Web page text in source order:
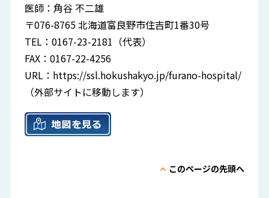
医師：角谷 不二雄
〒076-8765 北海道富良野市住吉町1番30号
TEL：0167-23-2181（代表）
FAX：0167-22-4256
URL： https://ssl.hokushakyo.jp/furano-hospital/
（外部サイトに移動します）
このページの先頭へ